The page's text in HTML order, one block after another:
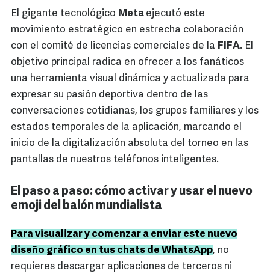
El gigante tecnológico Meta ejecutó este
movimiento estratégico en estrecha colaboración
con el comité de licencias comerciales de la FIFA. El
objetivo principal radica en ofrecer a los fanáticos
una herramienta visual dinámica y actualizada para
expresar su pasión deportiva dentro de las
conversaciones cotidianas, los grupos familiares y los
estados temporales de la aplicación, marcando el
inicio de la digitalización absoluta del torneo en las
pantallas de nuestros teléfonos inteligentes.
El paso a paso: cómo activar y usar el nuevo
emoji del balón mundialista
Para visualizar y comenzar a enviar este nuevo
diseño gráfico en tus chats de WhatsApp, no
requieres descargar aplicaciones de terceros ni